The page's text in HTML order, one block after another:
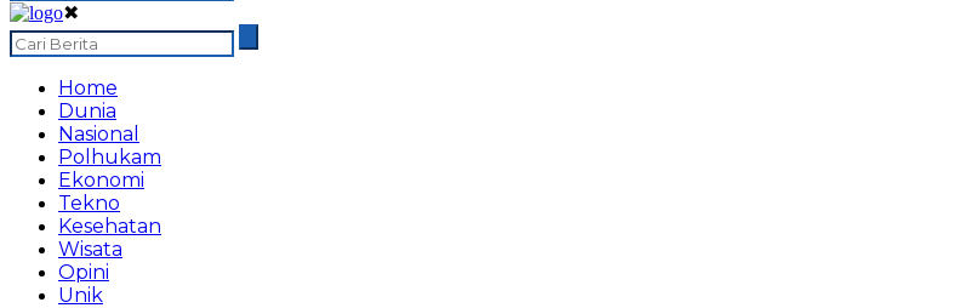
✖
Home
Dunia
Nasional
Polhukam
Ekonomi
Tekno
Kesehatan
Wisata
Opini
Unik